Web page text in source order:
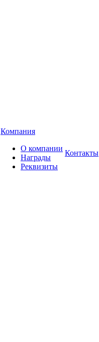
Компания
О компании
Награды
Реквизиты
Контакты